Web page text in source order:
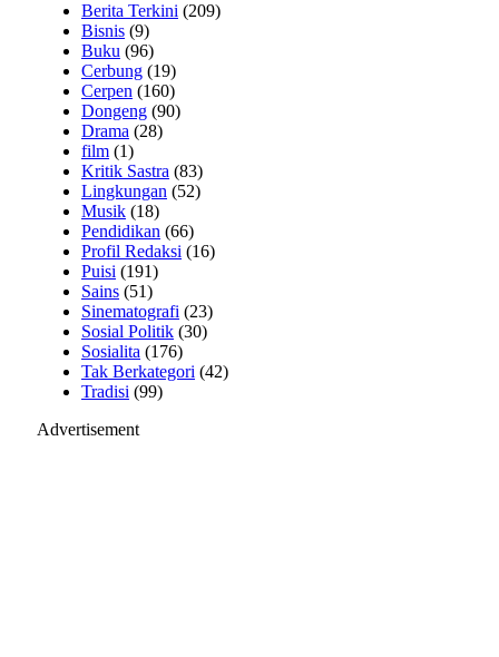
Berita Terkini (209)
Bisnis (9)
Buku (96)
Cerbung (19)
Cerpen (160)
Dongeng (90)
Drama (28)
film (1)
Kritik Sastra (83)
Lingkungan (52)
Musik (18)
Pendidikan (66)
Profil Redaksi (16)
Puisi (191)
Sains (51)
Sinematografi (23)
Sosial Politik (30)
Sosialita (176)
Tak Berkategori (42)
Tradisi (99)
Advertisement